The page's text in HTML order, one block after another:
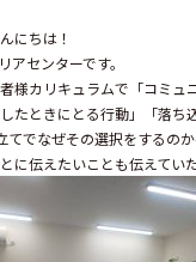
にちは！
アセンターです。
様カリキュラムで「コミュ
したときにとる行動」「落ち
てでなぜその選択をするのか
に伝えたいことも伝えてい